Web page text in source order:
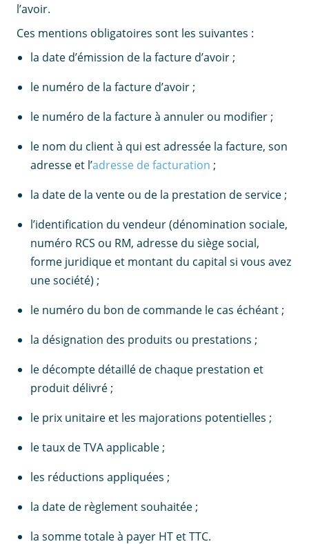
l’avoir.
Ces mentions obligatoires sont les suivantes :
la date d’émission de la facture d’avoir ;
le numéro de la facture d’avoir ;
le numéro de la facture à annuler ou modifier ;
le nom du client à qui est adressée la facture, son
adresse et l’adresse de facturation ;
la date de la vente ou de la prestation de service ;
l’identification du vendeur (dénomination sociale,
numéro RCS ou RM, adresse du siège social,
forme juridique et montant du capital si vous avez
une société) ;
le numéro du bon de commande le cas échéant ;
la désignation des produits ou prestations ;
le décompte détaillé de chaque prestation et
produit délivré ;
le prix unitaire et les majorations potentielles ;
le taux de TVA applicable ;
les réductions appliquées ;
la date de règlement souhaitée ;
la somme totale à payer HT et TTC.